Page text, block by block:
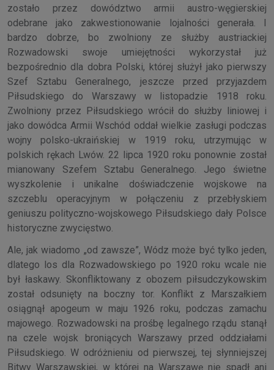
zostało przez dowództwo armii austro-węgierskiej
odebrane jako zakwestionowanie lojalności generała. I
bardzo dobrze, bo zwolniony ze służby austriackiej
Rozwadowski swoje umiejętności wykorzystał już
bezpośrednio dla dobra Polski, której służył jako pierwszy
Szef Sztabu Generalnego, jeszcze przed przyjazdem
Piłsudskiego do Warszawy w listopadzie 1918 roku.
Zwolniony przez Piłsudskiego wrócił do służby liniowej i
jako dowódca Armii Wschód oddał wielkie zasługi podczas
wojny polsko-ukraińskiej w 1919 roku, utrzymując w
polskich rękach Lwów. 22 lipca 1920 roku ponownie został
mianowany Szefem Sztabu Generalnego. Jego świetne
wyszkolenie i unikalne doświadczenie wojskowe na
szczeblu operacyjnym w połączeniu z przebłyskiem
geniuszu polityczno-wojskowego Piłsudskiego dały Polsce
historyczne zwycięstwo.
Ale, jak wiadomo „od zawsze”, Wódz może być tylko jeden,
dlatego los dla Rozwadowskiego po 1920 roku wcale nie
był łaskawy. Skonfliktowany z obozem piłsudczykowskim
został odsunięty na boczny tor. Konflikt z Marszałkiem
osiągnął apogeum w maju 1926 roku, podczas zamachu
majowego. Rozwadowski na prośbę legalnego rządu stanął
na czele wojsk broniących Warszawy przed oddziałami
Piłsudskiego. W odróżnieniu od pierwszej, tej słynniejszej
Bitwy Warszawskiej, w której na Warszawę nie spadł ani